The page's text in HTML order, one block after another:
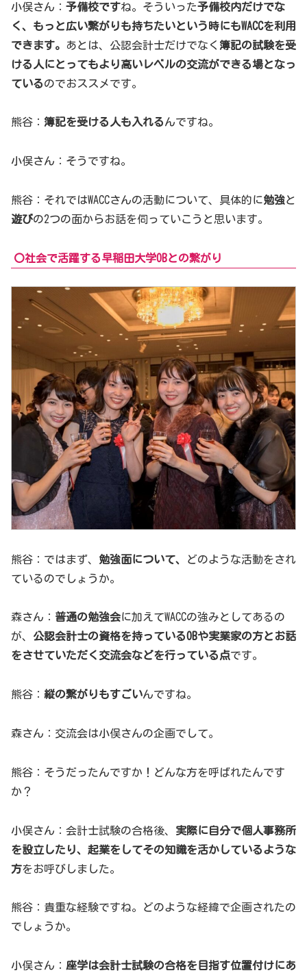
小俣さん： 予備校ですね。そういった予備校内だけでな
く、もっと広い繋がりも持ちたいという時にもWACCを利用
できます。 あとは、公認会計士だけでなく 簿記の試験を受
ける人にとってもより高いレベルの交流ができる場となっ
ているのでおススメです。
熊谷： 簿記を受ける人も入れるんですね。
小俣さん：そうですね。
熊谷：それではWACCさんの活動について、具体的に勉強と
遊びの2つの面からお話を伺っていこうと思います。
〇社会で活躍する早稲田大学OBとの繋がり
熊谷：ではまず、 勉強面について、
どのような活動をされ
ているのでしょうか。
森さん： 普通の勉強会に加えてWACCの強みとしてあるの
が、 公認会計士の資格を持っているOBや実業家の方とお話
をさせていただく交流会などを行っている点です。
熊谷： 縦の繋がりもすごいんですね。
森さん：交流会は小俣さんの企画でして。
熊谷：そうだったんですか！どんな方を呼ばれたんです
か？
小俣さん：会計士試験の合格後、 実際に自分で個人事務所
を設立したり、起業をしてその知識を活かしているような
方をお呼びしました。
熊谷：貴重な経験ですね。どのような経緯で企画されたの
でしょうか。
小俣さん： 座学は会計士試験の合格を目指す位置付けにあ